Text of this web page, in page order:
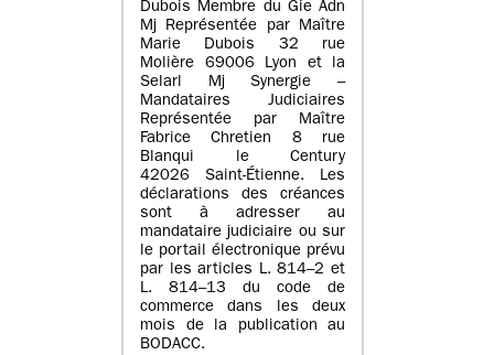
Dubois Membre du Gie Adn
Mj Représentée par Maître
Marie Dubois 32 rue
Molière 69006 Lyon et la
Selarl Mj Synergie –
Mandataires Judiciaires
Représentée par Maître
Fabrice Chretien 8 rue
Blanqui le Century
42026 Saint-Étienne. Les
déclarations des créances
sont à adresser au
mandataire judiciaire ou sur
le portail électronique prévu
par les articles L. 814–2 et
L. 814–13 du code de
commerce dans les deux
mois de la publication au
BODACC.